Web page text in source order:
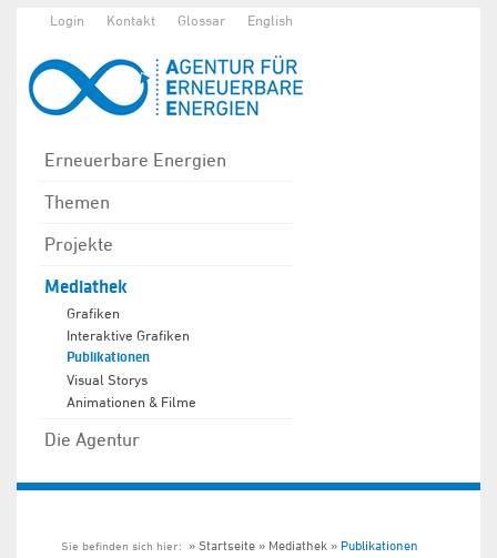
Login Kontakt Glossar English
Erneuerbare Energien
Themen
Projekte
Mediathek
Grafiken
Interaktive Grafiken
Publikationen
Visual Storys
Animationen & Filme
Die Agentur
Sie befinden sich hier: Startseite Mediathek Publikationen